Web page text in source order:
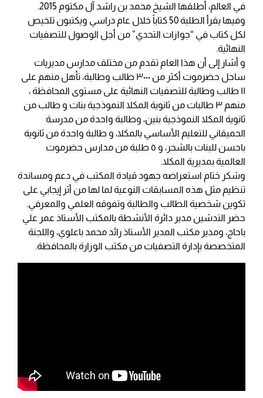
في العالم، أطلقها الشيخ محمد بن راشد آل مكتوم 2015.
وفيها يقرأ الطلبة 50 كتاباً خلال عام دراسي ويكتبون تلخيص
لكل كتاب في “جوازات التحدي” من أجل الوصول للتصفيات
النهائية.
و أشار إلى أن هذا العام تقدم من مختلف مدارس مديريات
ساحل حضرموت أكثر من ٣٠٠٠ طالب وطالبة، تأهل منهم على
١١ طالب وطالبة للتصفيات النهائية على مستوى المحافظة ،
منهم ٣ طالبات من ثانوية المكلا النموذجية بنات و طالب من
ثانوية المكلا النموذجية بنين، وطالبة واحدة من مدرسة
الحميقاني للتعليم الأساسي بالمكلا، و طالبة واحدة من ثانوية
باحسن للبنات بالشحر، و ٥ طلبة من مدارس حضرموت
العالمية بمديرية المكلا.
وشكر ختام استعراضه جهود قيادة المكتب في دعم ومساندة
تنظيم مثل هذه المسابقات النوعية لما لها من أثر إيجابي على
تكوين شخصية الطالب والطالبة وتفوقه العلمي والمعرفي.
حضر التدشين مدير دائرة الأنشطة بالمكتب الأستاذ عمر علي
باحاج، ومدير مكتب المدير الأستاذ رائد محمد باعلوي، واللجنة
المتخصصة بإدارة التصفيات من مكتب الوزارة بالمحافظة.